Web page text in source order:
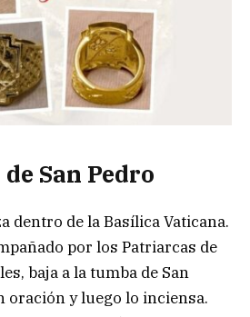
San Pedro
dentro de la Basílica Vaticana.
por los Patriarcas de
baja a la tumba de San
oración y luego lo inciensa.